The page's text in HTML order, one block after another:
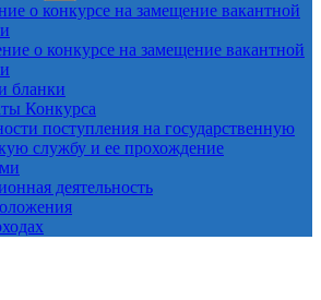
о конкурсе на замещение вакантной
о конкурсе на замещение вакантной
бланки
Конкурса
поступления на государственную
службу и ее прохождение
деятельность